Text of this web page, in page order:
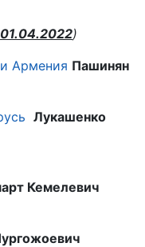
01.04.2022)
Армения Пашинян
Лукашенко
Кемелевич